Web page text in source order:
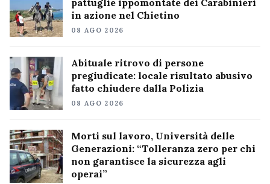
pattuglie ippomontate dei Carabinieri
in azione nel Chietino
08 AGO 2026
Abituale ritrovo di persone
pregiudicate: locale risultato abusivo
fatto chiudere dalla Polizia
08 AGO 2026
Morti sul lavoro, Università delle
Generazioni: “Tolleranza zero per chi
non garantisce la sicurezza agli
operai”